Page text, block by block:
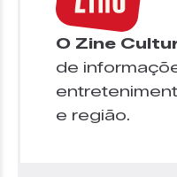
O Zine
de
e região.